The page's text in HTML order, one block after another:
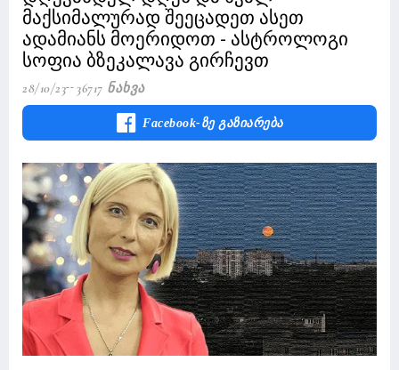
მაქსიმალურად შეეცადეთ ასეთ
ადამიანს მოერიდოთ - ასტროლოგი
სოფია ბზეკალავა გირჩევთ
28/10/23 36717 Ნახვა
Facebook-Ზე Გაზიარება